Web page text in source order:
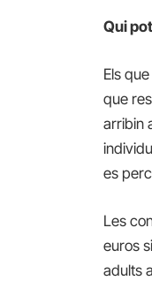
Qui
Els
que
arribin
es
Les
euros
adults